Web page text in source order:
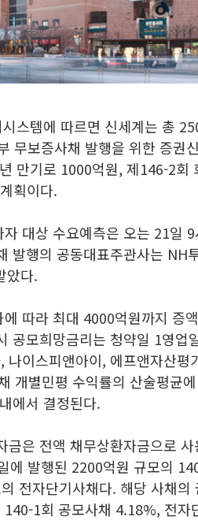
스템에 따르면 신세계는 총
무보증사채 발행을 위한 증권
만기로 1000억원, 제146-2회
획이다.
대상 수요예측은 오는 21일
발행의 공동대표주관사는 NH
았다.
따라 최대 4000억원까지 증
공모희망금리는 청약일 1영업
나이스피앤아이, 에프앤자산
개별민평 수익률의 산술평균
에서 결정된다.
금은 전액 채무상환자금으로
에 발행된 2200억원 규모의
전자단기사채다. 해당 사채
140-1회 공모사채 4.18%, 전